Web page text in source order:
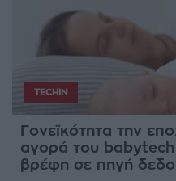
TECHIN
Γονεϊκότητα την
αγορά του babytech
βρέφη σε πηγή